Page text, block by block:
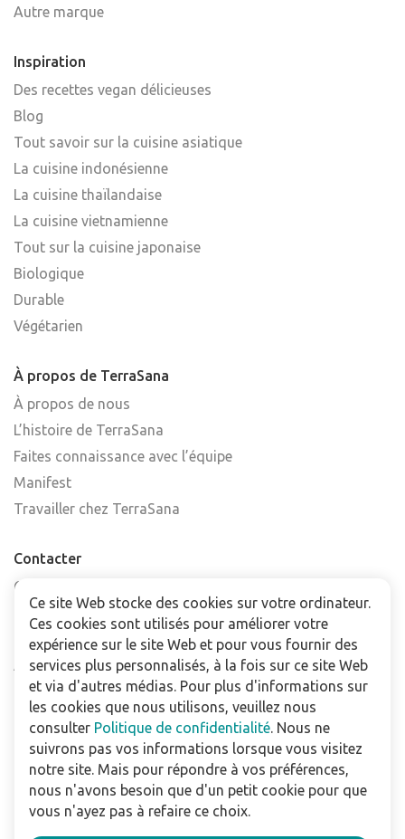
Autre marque
Inspiration
Des recettes vegan délicieuses
Blog
Tout savoir sur la cuisine asiatique
La cuisine indonésienne
La cuisine thaïlandaise
La cuisine vietnamienne
Tout sur la cuisine japonaise
Biologique
Durable
Végétarien
À propos de TerraSana
À propos de nous
L’histoire de TerraSana
Faites connaissance avec l’équipe
Manifest
Travailler chez TerraSana
Contacter
Contactez-nous
Trouver un point de vente
FAQ
Abonnez-vous à la newsletter
Pour les professionnels
Téléchargements
Politique de confidentialité
Conditions Générales de Vente
Ce site Web stocke des cookies sur votre ordinateur.
Ces cookies sont utilisés pour améliorer votre
expérience sur le site Web et pour vous fournir des
services plus personnalisés, à la fois sur ce site Web
et via d'autres médias. Pour plus d'informations sur
les cookies que nous utilisons, veuillez nous
consulter Politique de confidentialité. Nous ne
suivrons pas vos informations lorsque vous visitez
notre site. Mais pour répondre à vos préférences,
nous n'avons besoin que d'un petit cookie pour que
vous n'ayez pas à refaire ce choix.